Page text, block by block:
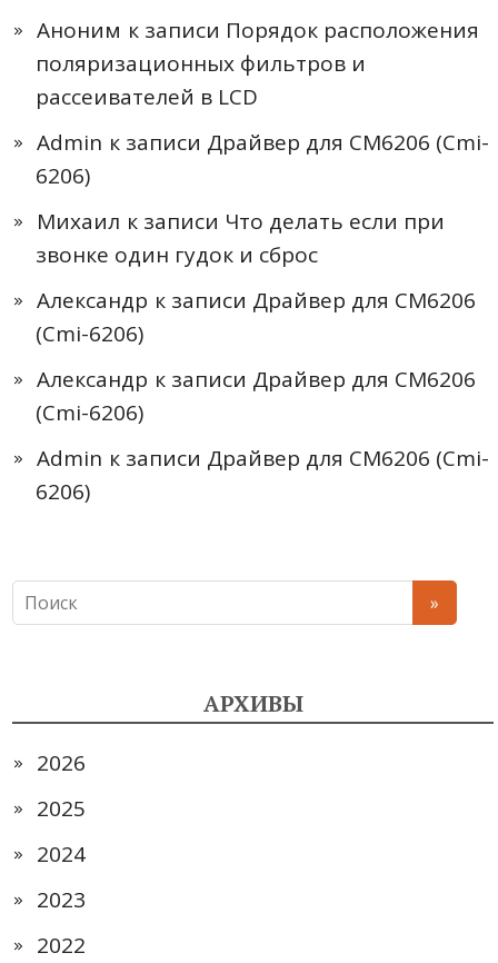
Аноним к записи Порядок расположения
поляризационных фильтров и
рассеивателей в LCD
Admin к записи Драйвер для CM6206 (Cmi-
6206)
Михаил к записи Что делать если при
звонке один гудок и сброс
Александр к записи Драйвер для CM6206
(Cmi-6206)
Александр к записи Драйвер для CM6206
(Cmi-6206)
Admin к записи Драйвер для CM6206 (Cmi-
6206)
АРХИВЫ
2026
2025
2024
2023
2022